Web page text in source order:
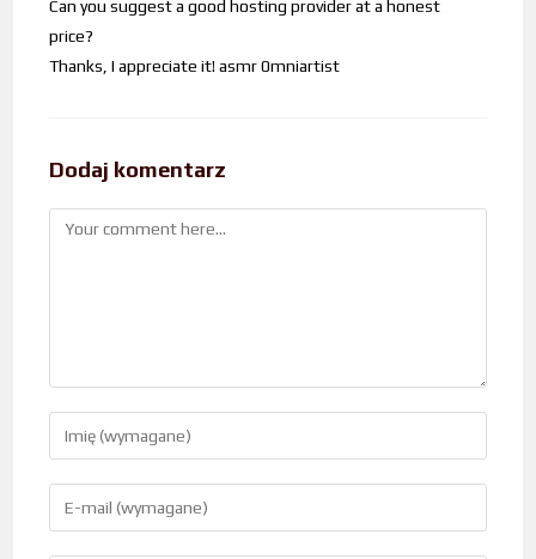
Can you suggest a good hosting provider at a honest
price?
Thanks, I appreciate it! asmr 0mniartist
Dodaj komentarz